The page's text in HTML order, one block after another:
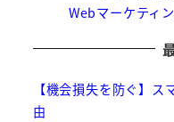
Webマーケティ
【機会損失を防ぐ】
由